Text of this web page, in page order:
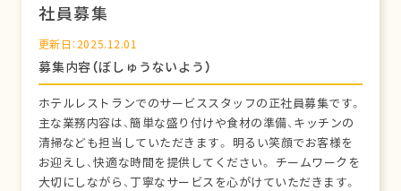
社員募集
更新日：2025.12.01
募集内容（ぼしゅうないよう）
ホテルレストランでのサービススタッフの正社員募集です。
主な業務内容は、簡単な盛り付けや食材の準備、キッチンの
清掃なども担当していただきます。 明るい笑顔でお客様を
お迎えし、快適な時間を提供してください。 チームワークを
大切にしながら、丁寧なサービスを心がけていただきます。